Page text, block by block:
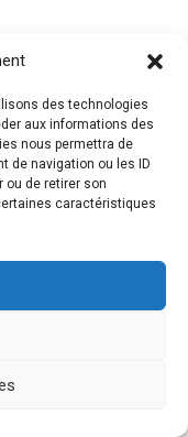
des technologies
aux informations des
nous permettra de
de navigation ou les ID
ou de retirer son
caractéristiques
pour ne pas voir d’ici
bien intentionnés, des
même des haut-le-
Aussi, ses thèses
d’incompréhension
à faire part de l’idée
trouvé parfaitement
– à une analyse que
de toute conjoncture
en date remonte à